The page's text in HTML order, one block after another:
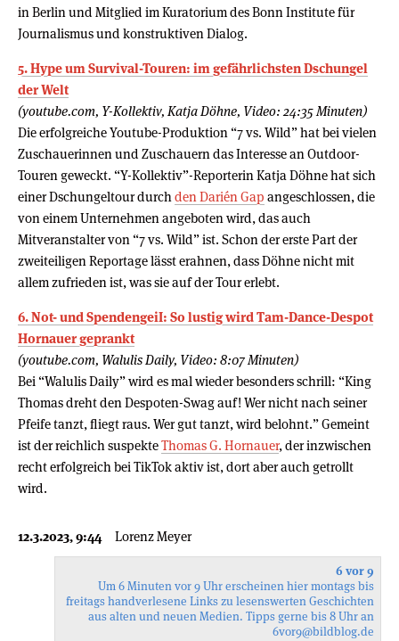
in Berlin und Mitglied im Kuratorium des Bonn Institute für
Journalismus und konstruktiven Dialog.
5. Hype um Survival-Touren: im gefährlichsten Dschungel
der Welt
(youtube.com, Y-Kollektiv, Katja Döhne, Video: 24:35 Minuten)
Die erfolgreiche Youtube-Produktion “7 vs. Wild” hat bei vielen
Zuschauerinnen und Zuschauern das Interesse an Outdoor-
Touren geweckt. “Y-Kollektiv”-Reporterin Katja Döhne hat sich
einer Dschungeltour durch den Darién Gap angeschlossen, die
von einem Unternehmen angeboten wird, das auch
Mitveranstalter von “7 vs. Wild” ist. Schon der erste Part der
zweiteiligen Reportage lässt erahnen, dass Döhne nicht mit
allem zufrieden ist, was sie auf der Tour erlebt.
6. Not- und SpendengeiI: So lustig wird Tam-Dance-Despot
Hornauer geprankt
(youtube.com, Walulis Daily, Video: 8:07 Minuten)
Bei “Walulis Daily” wird es mal wieder besonders schrill: “King
Thomas dreht den Despoten-Swag auf! Wer nicht nach seiner
Pfeife tanzt, fliegt raus. Wer gut tanzt, wird belohnt.” Gemeint
ist der reichlich suspekteThomas G. Hornauer, der inzwischen
recht erfolgreich bei TikTok aktiv ist, dort aber auch getrollt
wird.
12.3.2023, 9:44 Lorenz Meyer
6 vor 9
Um 6 Minuten vor 9 Uhr erscheinen hier montags bis
freitags handverlesene Links zu lesenswerten Geschichten
aus alten und neuen Medien. Tipps gerne bis 8 Uhr an
6vor9@bildblog.de